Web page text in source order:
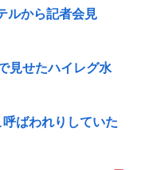
ルから記者会見
見せたハイレグ水
ばわれりしていた